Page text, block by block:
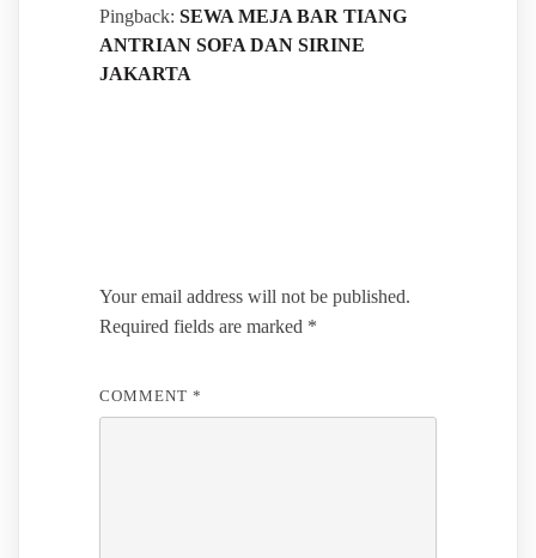
Pingback: SEWA MEJA BAR TIANG
ANTRIAN SOFA DAN SIRINE
JAKARTA
Your email address will not be published.
Required fields are marked *
COMMENT *